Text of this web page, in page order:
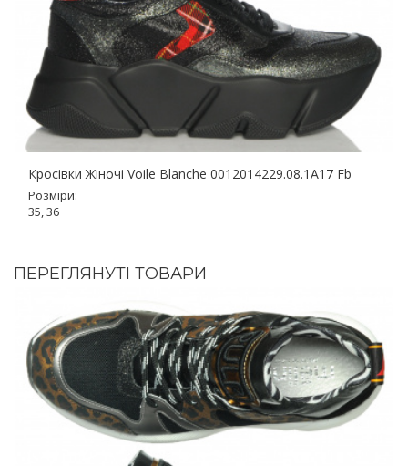
Кросівки Жіночі Voile Blanche 0012014229.08.1A17 Fb
Розміри:
35, 36
ПЕРЕГЛЯНУТІ ТОВАРИ